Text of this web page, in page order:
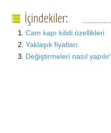
Cam kapı kilidi özellikleri
Yaklaşık fiyatları
Değiştirmeleri nasıl